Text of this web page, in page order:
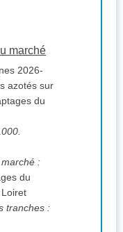
marché
2026-
azotés sur
du
:
du
tranches :